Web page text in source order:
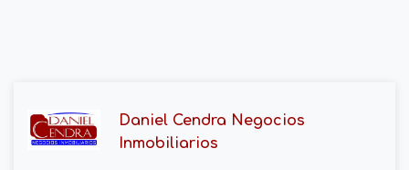
Daniel Cendra Negocios
Inmobiliarios